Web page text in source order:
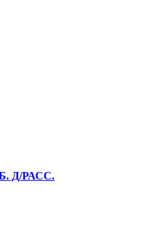
Д/РАСС.